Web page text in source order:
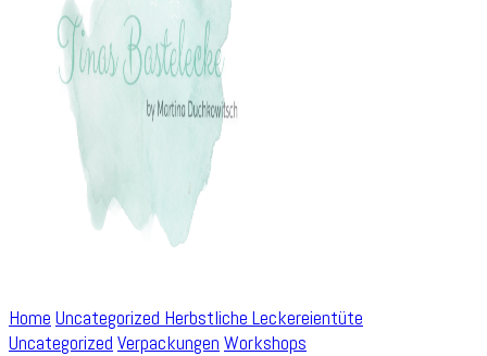
Home Uncategorized Herbstliche Leckereientüte
Uncategorized Verpackungen Workshops